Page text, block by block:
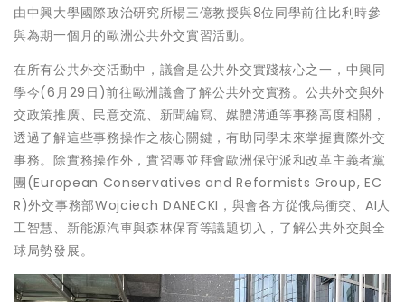
由中興大學國際政治研究所楊三億教授與8位同學前往比利時參
與為期一個月的歐洲公共外交實習活動。
在所有公共外交活動中，議會是公共外交實踐核心之一，中興同
學今(6月29日)前往歐洲議會了解公共外交實務。公共外交與外
交政策推廣、民意交流、新聞編寫、媒體溝通等事務高度相關，
透過了解這些事務操作之核心關鍵，有助同學未來掌握實際外交
事務。除實務操作外，實習團並拜會歐洲保守派和改革主義者黨
團(European Conservatives and Reformists Group, EC
R)外交事務部Wojciech DANECKI，與會各方從俄烏衝突、AI人
工智慧、新能源汽車與森林保育等議題切入，了解公共外交與全
球局勢發展。